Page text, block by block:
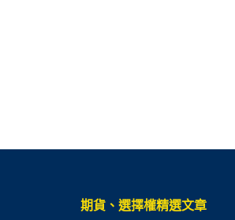
期貨、選擇權精選文章